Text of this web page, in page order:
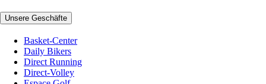
Unsere Geschäfte
Basket-Center
Daily Bikers
Direct Running
Direct-Volley